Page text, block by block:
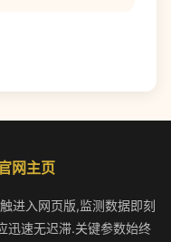
网主页
进入网页版,监测数据即刻
迅速无迟滞.关键参数始终